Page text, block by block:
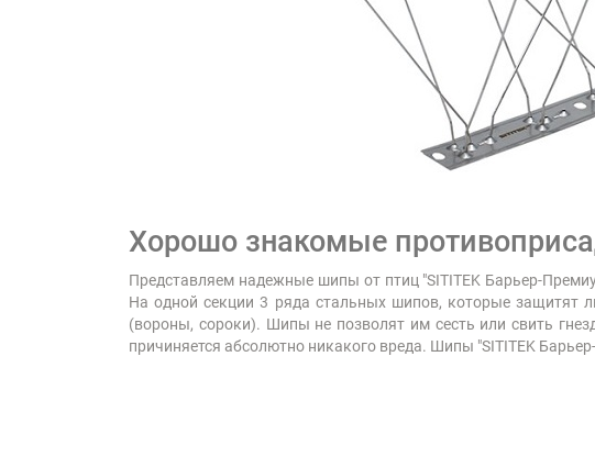
Хорошо знакомые
Представляем надежные шипы от птиц "SITITEK Барьер-
На одной секции 3 ряда стальных шипов, которые защитят
(вороны, сороки). Шипы не позволят им сесть или свить
причиняется абсолютно никакого вреда. Шипы "SITITEK